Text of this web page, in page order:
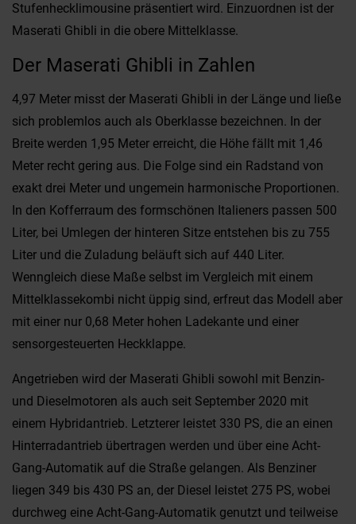
Stufenhecklimousine präsentiert wird. Einzuordnen ist der
Maserati Ghibli in die obere Mittelklasse.
Der Maserati Ghibli in Zahlen
4,97 Meter misst der Maserati Ghibli in der Länge und ließe
sich problemlos auch als Oberklasse bezeichnen. In der
Breite werden 1,95 Meter erreicht, die Höhe fällt mit 1,46
Meter recht gering aus. Die Folge sind ein Radstand von
exakt drei Meter und ungemein harmonische Proportionen.
In den Kofferraum des formschönen Italieners passen 500
Liter, bei Umlegen der hinteren Sitze entstehen bis zu 755
Liter und die Zuladung beläuft sich auf 440 Liter.
Wenngleich diese Maße selbst im Vergleich mit einem
Mittelklassekombi nicht üppig sind, erfreut das Modell aber
mit einer nur 0,68 Meter hohen Ladekante und einer
sensorgesteuerten Heckklappe.
Angetrieben wird der Maserati Ghibli sowohl mit Benzin-
und Dieselmotoren als auch seit September 2020 mit
einem Hybridantrieb. Letzterer leistet 330 PS, die an einen
Hinterradantrieb übertragen werden und über eine Acht-
Gang-Automatik auf die Straße gelangen. Als Benziner
liegen 349 bis 430 PS an, der Diesel leistet 275 PS, wobei
durchweg eine Acht-Gang-Automatik genutzt und teilweise